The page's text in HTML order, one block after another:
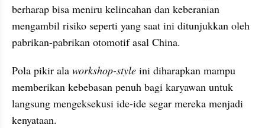
berharap bisa meniru kelincahan dan keberanian
mengambil risiko seperti yang saat ini ditunjukkan oleh
pabrikan-pabrikan otomotif asal China.
Pola pikir ala workshop-style ini diharapkan mampu
memberikan kebebasan penuh bagi karyawan untuk
langsung mengeksekusi ide-ide segar mereka menjadi
kenyataan.